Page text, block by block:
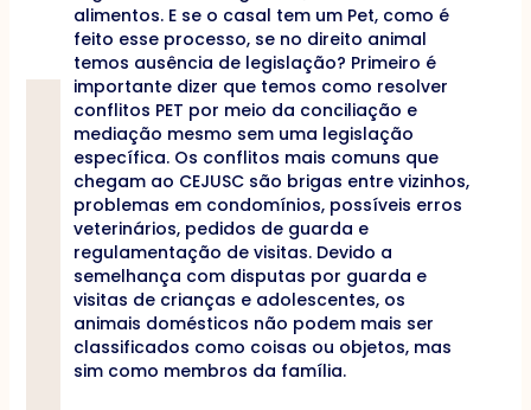
alimentos. E se o casal tem um Pet, como é
feito esse processo, se no direito animal
temos ausência de legislação? Primeiro é
importante dizer que temos como resolver
conflitos PET por meio da conciliação e
mediação mesmo sem uma legislação
específica. Os conflitos mais comuns que
chegam ao CEJUSC são brigas entre vizinhos,
problemas em condomínios, possíveis erros
veterinários, pedidos de guarda e
regulamentação de visitas. Devido a
semelhança com disputas por guarda e
visitas de crianças e adolescentes, os
animais domésticos não podem mais ser
classificados como coisas ou objetos, mas
sim como membros da família.